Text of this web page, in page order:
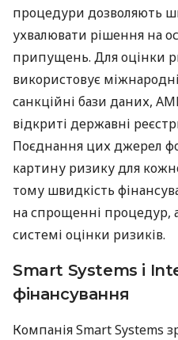
процедури дозволяють
ухвалювати рішення на
припущень. Для оцінки
використовує
санкційні бази даних,
відкриті державні
Поєднання цих джерел
картину ризику для
тому швидкість
на спрощенні процедур,
системі оцінки ризиків.
Smart Systems і
фінансування
Компанія Smart Systems